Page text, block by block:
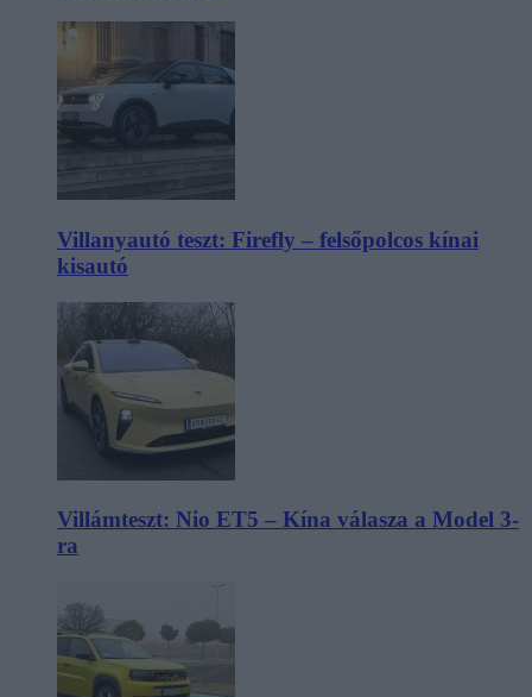
Villanyautó teszt: Firefly – felsőpolcos kínai
kisautó
Villámteszt: Nio ET5 – Kína válasza a Model 3-
ra